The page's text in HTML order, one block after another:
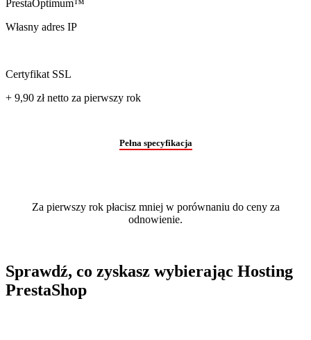
PrestaOptimum™
Własny adres IP
Certyfikat SSL
+ 9,90 złnetto za pierwszy rok
Pełna specyfikacja
Za pierwszy rok płacisz mniej w porównaniu do ceny za
odnowienie.
Sprawdź, co zyskasz wybierając Hosting
PrestaShop